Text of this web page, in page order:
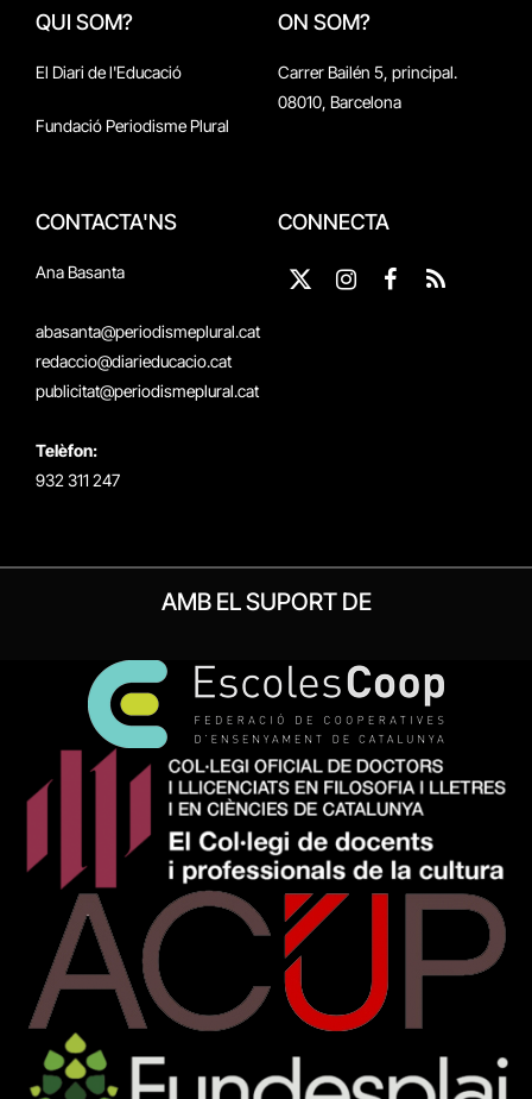
QUI SOM?
El Diari de l'Educació
Fundació Periodisme Plural
ON SOM?
Carrer Bailén 5, principal.
08010, Barcelona
CONTACTA'NS
Ana Basanta
abasanta@periodismeplural.cat
redaccio@diarieducacio.cat
publicitat@periodismeplural.cat
Telèfon:
932 311 247
CONNECTA
X
InstagramFacebook
RSS
AMB EL SUPORT DE